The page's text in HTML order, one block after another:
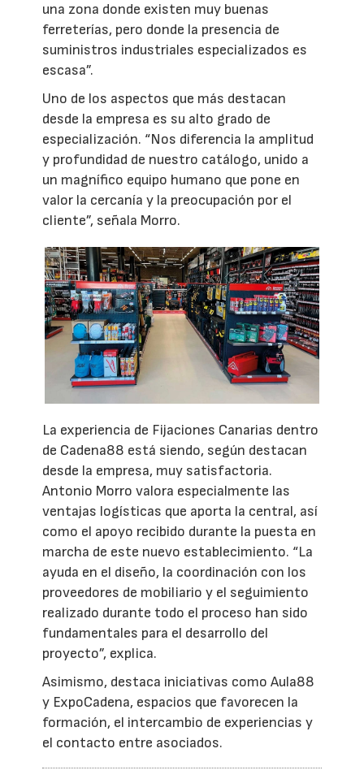
una zona donde existen muy buenas
ferreterías, pero donde la presencia de
suministros industriales especializados es
escasa”.
Uno de los aspectos que más destacan
desde la empresa es su alto grado de
especialización. “Nos diferencia la amplitud
y profundidad de nuestro catálogo, unido a
un magnífico equipo humano que pone en
valor la cercanía y la preocupación por el
cliente”, señala Morro.
La experiencia de Fijaciones Canarias dentro
de Cadena88 está siendo, según destacan
desde la empresa, muy satisfactoria.
Antonio Morro valora especialmente las
ventajas logísticas que aporta la central, así
como el apoyo recibido durante la puesta en
marcha de este nuevo establecimiento. “La
ayuda en el diseño, la coordinación con los
proveedores de mobiliario y el seguimiento
realizado durante todo el proceso han sido
fundamentales para el desarrollo del
proyecto”, explica.
Asimismo, destaca iniciativas como Aula88
y ExpoCadena, espacios que favorecen la
formación, el intercambio de experiencias y
el contacto entre asociados.